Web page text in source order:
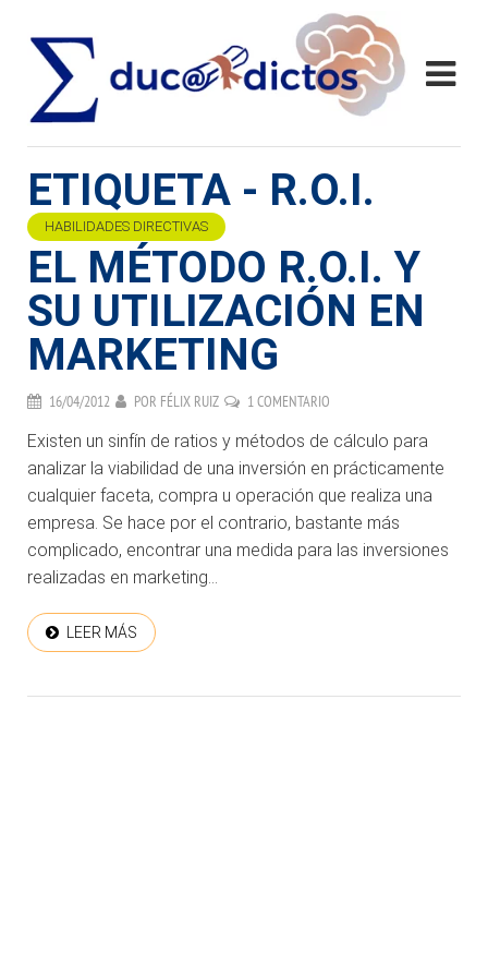
ETIQUETA - R.O.I.
HABILIDADES DIRECTIVAS
EL MÉTODO R.O.I. Y
SU UTILIZACIÓN EN
MARKETING
16/04/2012 POR FÉLIX RUIZ 1 COMENTARIO
Existen un sinfín de ratios y métodos de cálculo para
analizar la viabilidad de una inversión en prácticamente
cualquier faceta, compra u operación que realiza una
empresa. Se hace por el contrario, bastante más
complicado, encontrar una medida para las inversiones
realizadas en marketing...
LEER MÁS